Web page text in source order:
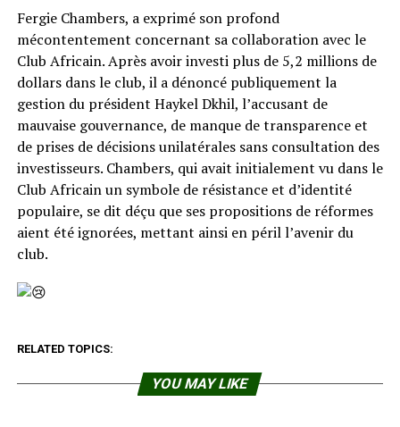
Fergie Chambers, a exprimé son profond
mécontentement concernant sa collaboration avec le
Club Africain. Après avoir investi plus de 5,2 millions de
dollars dans le club, il a dénoncé publiquement la
gestion du président Haykel Dkhil, l’accusant de
mauvaise gouvernance, de manque de transparence et
de prises de décisions unilatérales sans consultation des
investisseurs. Chambers, qui avait initialement vu dans le
Club Africain un symbole de résistance et d’identité
populaire, se dit déçu que ses propositions de réformes
aient été ignorées, mettant ainsi en péril l’avenir du
club.
RELATED TOPICS:
YOU MAY LIKE